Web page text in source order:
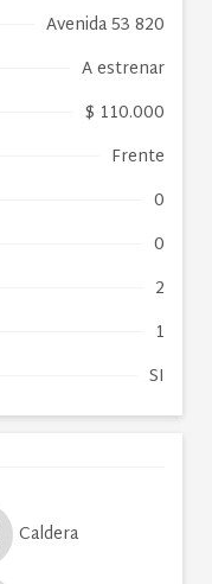
Avenida 53 820
A estrenar
$ 110.000
Frente
0
0
2
1
SI
Caldera